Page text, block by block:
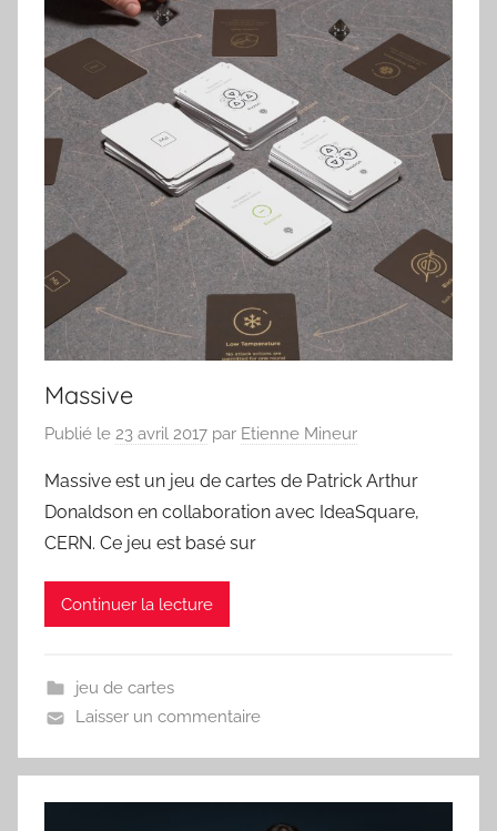
Massive
Publié le 23 avril 2017 par Etienne Mineur
Massive est un jeu de cartes de Patrick Arthur
Donaldson en collaboration avec IdeaSquare,
CERN. Ce jeu est basé sur
Continuer la lecture
jeu de cartes
Laisser un commentaire